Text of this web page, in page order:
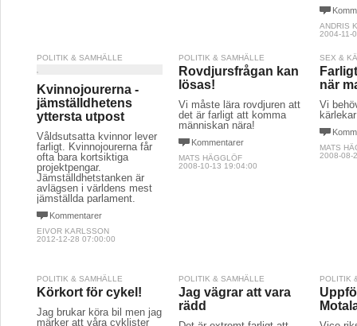
ANDRIS
2004-11-
POLITIK & SAMHÄLLE
Kvinnojourerna -
jämställdhetens
yttersta utpost
Våldsutsatta kvinnor lever
farligt. Kvinnojourerna får
ofta bara kortsiktiga
projektpengar.
Jämställdhetstanken är
avlägsen i världens mest
jämställda parlament.
Kommentarer
EIVOR KARLSSON
2012-12-28 07:00:00
POLITIK & SAMHÄLLE
Rovdjursfrågan kan
lösas!
Vi måste lära rovdjuren att
det är farligt att komma
människan nära!
Kommentarer
MATS HÄGGLÖF
2008-10-13 19:04:00
SEX &
när
Vi
MATS
2008-08-
POLITIK & SAMHÄLLE
Körkort för cykel!
Jag brukar köra bil men jag
märker att våra cyklister
POLITIK & SAMHÄLLE
Jag vägrar att vara
rädd
POLITIK